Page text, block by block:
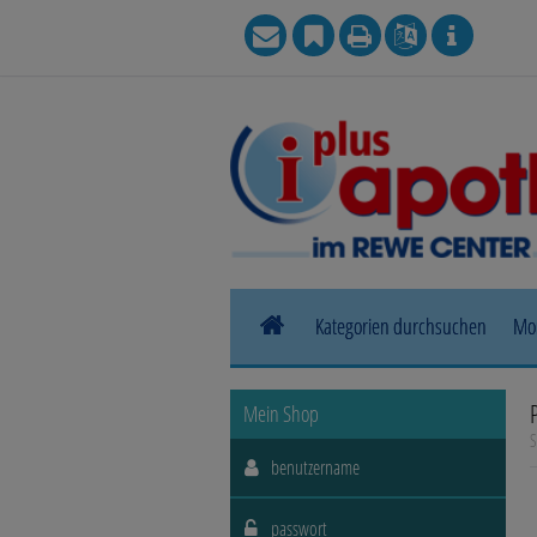
Kategorien durchsuchen
Allergie
Blase, Niere & Urogenitaltrakt
Haut, Haare & Nägel
Mein Shop